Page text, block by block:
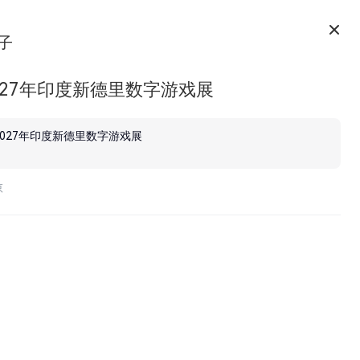
年印度新德里数字游戏展
年印度新德里数字游戏展